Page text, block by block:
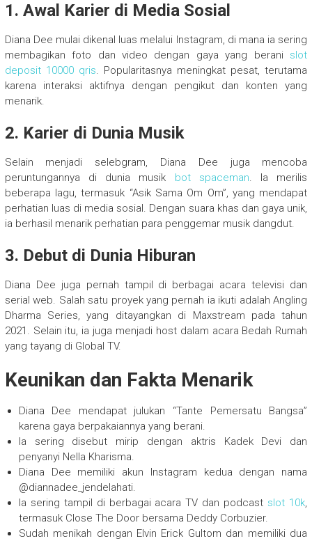
1. Awal Karier di Media Sosial
Diana Dee mulai dikenal luas melalui Instagram, di mana ia sering
membagikan foto dan video dengan gaya yang berani slot
deposit 10000 qris. Popularitasnya meningkat pesat, terutama
karena interaksi aktifnya dengan pengikut dan konten yang
menarik.
2. Karier di Dunia Musik
Selain menjadi selebgram, Diana Dee juga mencoba
peruntungannya di dunia musik bot spaceman. Ia merilis
beberapa lagu, termasuk “Asik Sama Om Om”, yang mendapat
perhatian luas di media sosial. Dengan suara khas dan gaya unik,
ia berhasil menarik perhatian para penggemar musik dangdut.
3. Debut di Dunia Hiburan
Diana Dee juga pernah tampil di berbagai acara televisi dan
serial web. Salah satu proyek yang pernah ia ikuti adalah Angling
Dharma Series, yang ditayangkan di Maxstream pada tahun
2021. Selain itu, ia juga menjadi host dalam acara Bedah Rumah
yang tayang di Global TV.
Keunikan dan Fakta Menarik
Diana Dee mendapat julukan “Tante Pemersatu Bangsa”
karena gaya berpakaiannya yang berani.
Ia sering disebut mirip dengan aktris Kadek Devi dan
penyanyi Nella Kharisma.
Diana Dee memiliki akun Instagram kedua dengan nama
@diannadee_jendelahati.
Ia sering tampil di berbagai acara TV dan podcast slot 10k,
termasuk Close The Door bersama Deddy Corbuzier.
Sudah menikah dengan Elvin Erick Gultom dan memiliki dua